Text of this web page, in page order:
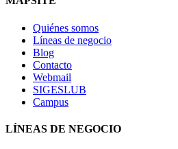
Quiénes somos
Líneas de negocio
Blog
Contacto
Webmail
SIGESLUB
Campus
LÍNEAS DE NEGOCIO